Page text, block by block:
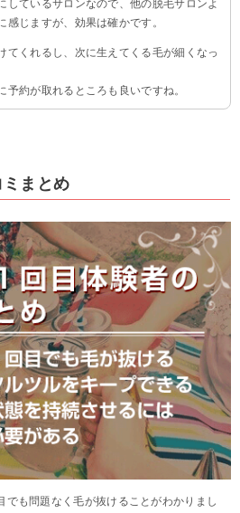
しているサロンなので、他の脱毛サロンよ
感じますが、効果は確かです。
てくれるし、次に生えてくる毛が細くなっ
予約が取れるところも良いですね。
まとめ
でも問題なく毛が抜けることがわかりまし